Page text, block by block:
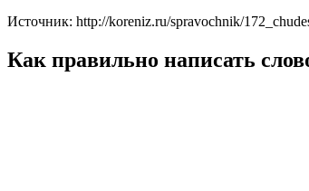
Источник: http://koreniz.ru/spravochnik/
Как правильно написать